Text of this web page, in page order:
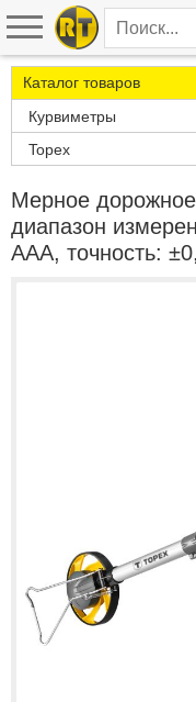
Каталог товаров
Курвиметры
Topex
Мерное
диапазон
AAA, точность: